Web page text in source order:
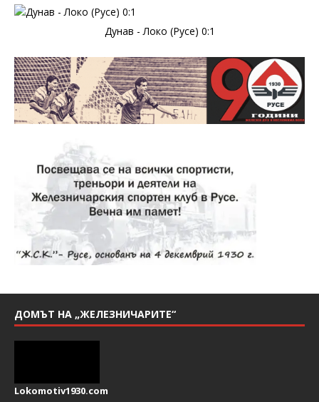
Дунав - Локо (Русе) 0:1
ДОМЪТ НА „ЖЕЛЕЗНИЧАРИТЕ“
Lokomotiv1930.com